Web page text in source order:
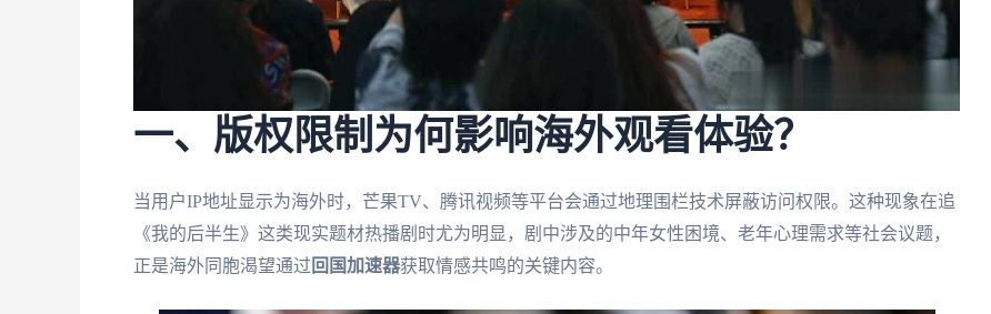
一、版权限制为何影响海外观看体验？
当用户IP地址显示为海外时，芒果TV、腾讯视频等平台会通过地理围栏技术屏蔽访问权限。这种现象在追
《我的后半生》这类现实题材热播剧时尤为明显，剧中涉及的中年女性困境、老年心理需求等社会议题，
正是海外同胞渴望通过 回国加速器获取情感共鸣的关键内容。